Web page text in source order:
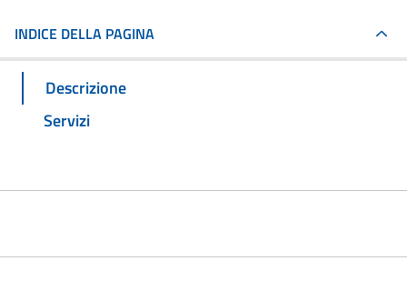
INDICE DELLA PAGINA
Descrizione
Servizi